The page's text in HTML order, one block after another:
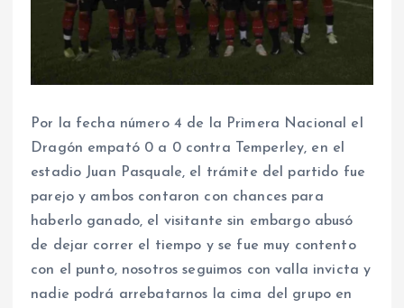
Por la fecha número 4 de la Primera Nacional el
Dragón empató 0 a 0 contra Temperley, en el
estadio Juan Pasquale, el trámite del partido fue
parejo y ambos contaron con chances para
haberlo ganado, el visitante sin embargo abusó
de dejar correr el tiempo y se fue muy contento
con el punto, nosotros seguimos con valla invicta y
nadie podrá arrebatarnos la cima del grupo en